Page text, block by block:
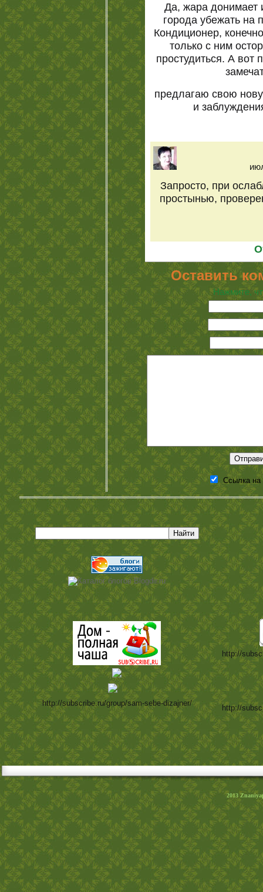
Да, жара донимает
города убежать на
Кондиционер,
только с ним
простудиться. А вот
предлагаю свою
и
Запросто, при
простынью,
Оставить
Нажмите,
Ссылка
http://subscribe.ru/group/sam-sebe-dizajner/
http://
http://
2013